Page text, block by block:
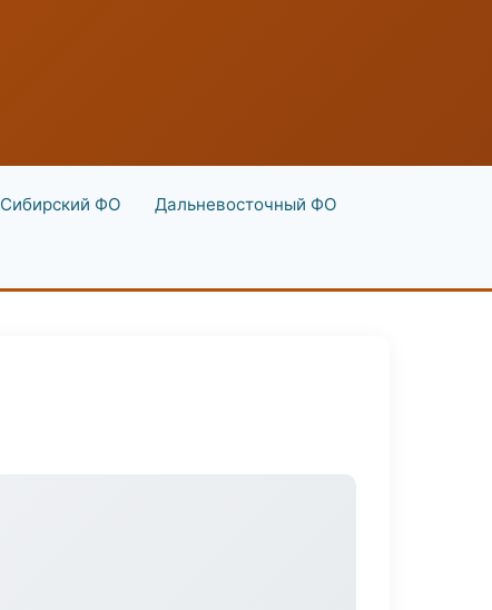
Сибирский ФО Дальневосточный ФО